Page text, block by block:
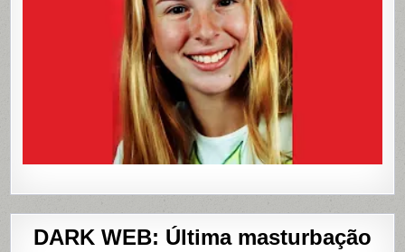
DARK WEB: Última masturbação